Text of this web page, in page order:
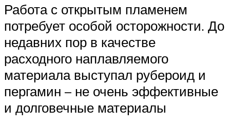
Работа с открытым пламенем
потребует особой осторожности. До
недавних пор в качестве
расходного наплавляемого
материала выступал рубероид и
пергамин – не очень эффективные
и долговечные материалы